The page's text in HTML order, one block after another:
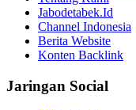
Jabodetabek.Id
Channel Indonesia
Berita Website
Konten Backlink
Jaringan Social